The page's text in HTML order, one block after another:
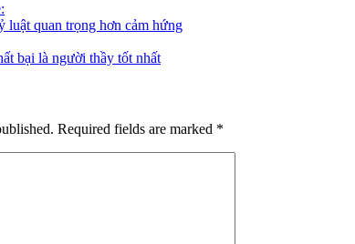
quan trọng hơn cảm hứng
bại là người thầy tốt nhất
Required fields are marked *